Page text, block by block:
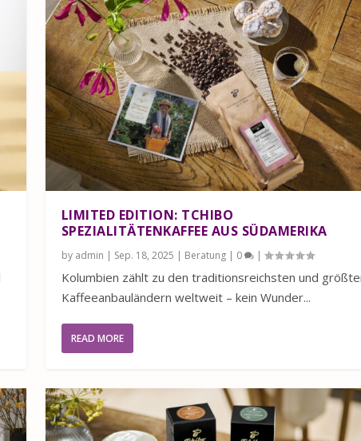
LIMITED EDITION: TCHIBO
SPEZIALITÄTENKAFFEE AUS SÜDAMERIKA
by admin | Sep. 18, 2025 | Beratung| 0 |
Kolumbien zählt zu den traditionsreichsten und
Kaffeeanbauländern weltweit – kein Wunder...
READ MORE